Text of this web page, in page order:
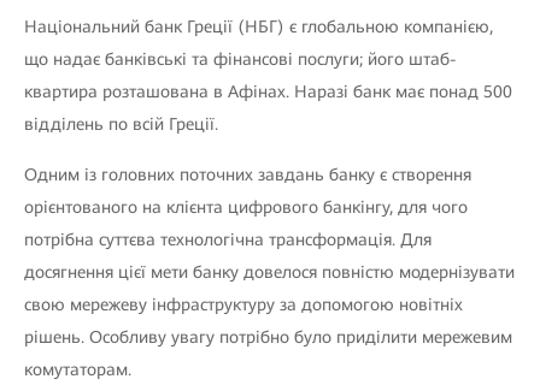
Національний банк Греції (НБГ) є глобальною компанією,
що надає банківські та фінансові послуги; його штаб-
квартира розташована в Афінах. Наразі банк має понад 500
відділень по всій Греції.
Одним із головних поточних завдань банку є створення
орієнтованого на клієнта цифрового банкінгу, для чого
потрібна суттєва технологічна трансформація. Для
досягнення цієї мети банку довелося повністю модернізувати
свою мережеву інфраструктуру за допомогою новітніх
рішень. Особливу увагу потрібно було приділити мережевим
комутаторам.